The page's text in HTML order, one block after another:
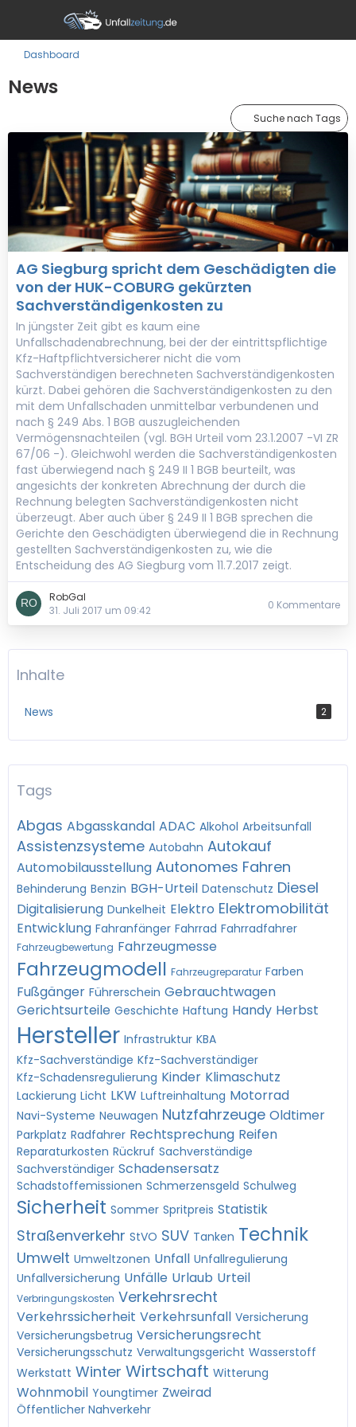
Dashboard
News
Suche nach Tags
AG Siegburg spricht dem Geschädigten die
von der HUK-COBURG gekürzten
Sachverständigenkosten zu
In jüngster Zeit gibt es kaum eine
Unfallschadenabrechnung, bei der der eintrittspflichtige
Kfz-Haftpflichtversicherer nicht die vom
Sachverständigen berechneten Sachverständigenkosten
kürzt. Dabei gehören die Sachverständigenkosten zu den
mit dem Unfallschaden unmittelbar verbundenen und
nach § 249 Abs. 1 BGB auszugleichenden
Vermögensnachteilen (vgl. BGH Urteil vom 23.1.2007 -VI ZR
67/06 -). Gleichwohl werden die Sachverständigenkosten
fast überwiegend nach § 249 II 1 BGB beurteilt, was
angesichts der konkreten Abrechnung der durch die
Rechnung belegten Sachverständigenkosten nicht
überzeugt. Aber auch über § 249 II 1 BGB sprechen die
Gerichte den Geschädigten überwiegend die in Rechnung
gestellten Sachverständigenkosten zu, wie die
Entscheidung des AG Siegburg vom 11.7.2017 zeigt.
RobGal
31. Juli 2017 um 09:42
0 Kommentare
Inhalte
News 2
Tags
Abgas Abgasskandal ADAC Alkohol Arbeitsunfall
Assistenzsysteme Autobahn Autokauf
Automobilausstellung Autonomes Fahren
Behinderung Benzin BGH-Urteil Datenschutz Diesel
Digitalisierung Dunkelheit Elektro Elektromobilität
Entwicklung Fahranfänger Fahrrad Fahrradfahrer
Fahrzeugbewertung Fahrzeugmesse
Fahrzeugmodell Fahrzeugreparatur Farben
Fußgänger Führerschein Gebrauchtwagen
Gerichtsurteile Geschichte Haftung Handy Herbst
Hersteller Infrastruktur KBA
Kfz-Sachverständige Kfz-Sachverständiger
Kfz-Schadensregulierung Kinder Klimaschutz
Lackierung Licht LKW Luftreinhaltung Motorrad
Navi-Systeme Neuwagen Nutzfahrzeuge Oldtimer
Parkplatz Radfahrer Rechtsprechung Reifen
Reparaturkosten Rückruf Sachverständige
Sachverständiger Schadensersatz
Schadstoffemissionen Schmerzensgeld Schulweg
Sicherheit Sommer Spritpreis Statistik
Straßenverkehr StVO SUV Tanken Technik
Umwelt Umweltzonen Unfall Unfallregulierung
Unfallversicherung Unfälle Urlaub Urteil
Verbringungskosten Verkehrsrecht
Verkehrssicherheit Verkehrsunfall Versicherung
Versicherungsbetrug Versicherungsrecht
Versicherungsschutz Verwaltungsgericht Wasserstoff
Werkstatt Winter Wirtschaft Witterung
Wohnmobil Youngtimer Zweirad
Öffentlicher Nahverkehr